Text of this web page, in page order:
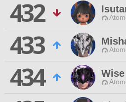
432
433
434